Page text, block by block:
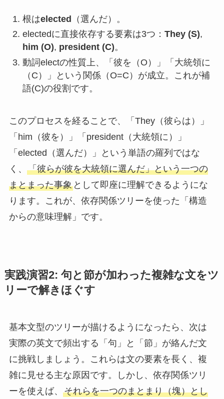
根はelected （選んだ）。
electedに直接依存する要素は3つ： They (S),
him (O), president (C)。
動詞electの性質上、「彼を（O）」「大統領に
（C）」という関係（O=C）が成立。これが補
語(C)の役割です。
このプロセスを経ることで、「They（彼らは）」
「him（彼を）」「president（大統領に）」
「elected（選んだ）」という単語の羅列ではな
く、 「彼らが彼を大統領に選んだ」という一つの
まとまった事象として即座に理解できるようにな
ります。これが、依存関係ツリーを使った「構造
からの意味理解」です。
実践演習2: 句と節が加わった複雑な文をツ
リーで解きほぐす
基本文型のツリーが描けるようになったら、次は
実際の英文で頻出する「句」と「節」が絡んだ文
に挑戦しましょう。これらは文の要素を長く、複
雑に見せる主な原因です。しかし、依存関係ツリ
ーを使えば、 それらを一つのまとまり（塊）とし